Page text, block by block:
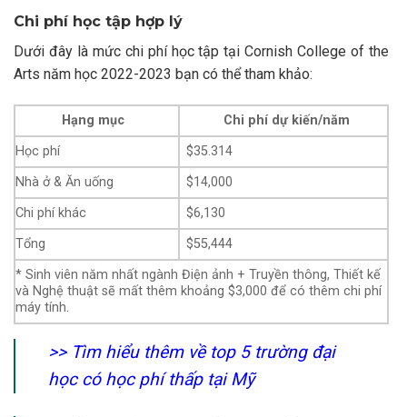
Chi phí học tập hợp lý
Dưới đây là mức chi phí học tập tại Cornish College of the
Arts năm học 2022-2023 bạn có thể tham khảo:
Hạng mục
Chi phí dự kiến/năm
Học phí
$35.314
Nhà ở & Ăn uống
$14,000
Chi phí khác
$6,130
Tổng
$55,444
* Sinh viên năm nhất ngành Điện ảnh + Truyền thông, Thiết kế
và Nghệ thuật sẽ mất thêm khoảng $3,000 để có thêm chi phí
máy tính.
>> Tìm hiểu thêm về top 5 trường đại
học có học phí thấp tại Mỹ